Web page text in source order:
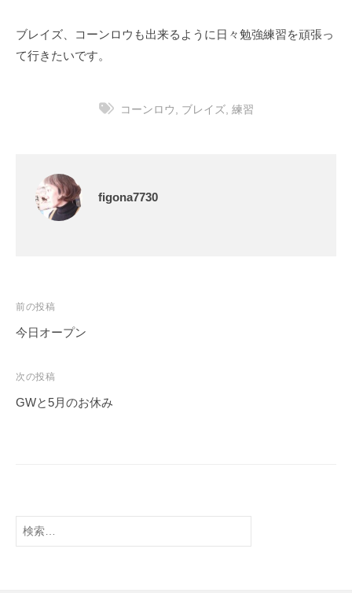
ブレイズ、コーンロウも出来るように日々勉強練習を頑張っ
て行きたいです。
コーンロウ , ブレイズ, 練習
figona7730
前の投稿
今日オープン
次の投稿
GWと5月のお休み